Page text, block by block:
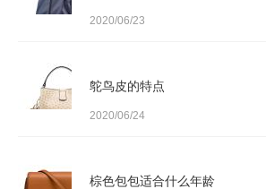
2020/06/23
鸵鸟皮的特点
2020/06/24
棕色包包适合什么年龄